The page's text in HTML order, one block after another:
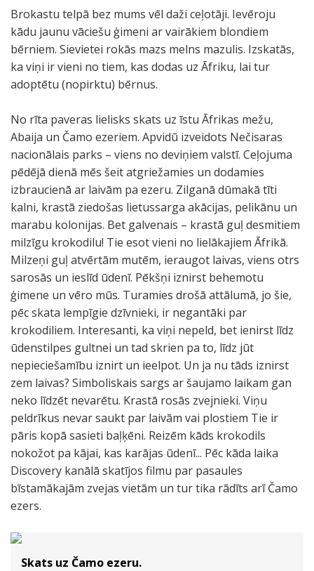
Brokastu telpā bez mums vēl daži ceļotāji. Ievēroju
kādu jaunu vāciešu ģimeni ar vairākiem blondiem
bērniem. Sievietei rokās mazs melns mazulis. Izskatās,
ka viņi ir vieni no tiem, kas dodas uz Āfriku, lai tur
adoptētu (nopirktu) bērnus.
No rīta paveras lielisks skats uz īstu Āfrikas mežu,
Abaija un Čamo ezeriem. Apvidū izveidots Nečisaras
nacionālais parks – viens no deviņiem valstī. Ceļojuma
pēdējā dienā mēs šeit atgriežamies un dodamies
izbraucienā ar laivām pa ezeru. Zilganā dūmakā tīti
kalni, krastā ziedošas lietussarga akācijas, pelikānu un
marabu kolonijas. Bet galvenais – krastā guļ desmitiem
milzīgu krokodilu! Tie esot vieni no lielākajiem Āfrikā.
Milzeņi guļ atvērtām mutēm, ieraugot laivas, viens otrs
sarosās un ieslīd ūdenī. Pēkšņi iznirst behemotu
ģimene un vēro mūs. Turamies drošā attālumā, jo šie,
pēc skata lempīgie dzīvnieki, ir negantāki par
krokodiliem. Interesanti, ka viņi nepeld, bet ienirst līdz
ūdenstilpes gultnei un tad skrien pa to, līdz jūt
nepieciešamību iznirt un ieelpot. Un ja nu tāds iznirst
zem laivas? Simboliskais sargs ar šaujamo laikam gan
neko līdzēt nevarētu. Krastā rosās zvejnieki. Viņu
peldrīkus nevar saukt par laivām vai plostiem Tie ir
pāris kopā sasieti baļķēni. Reizēm kāds krokodils
nokožot pa kājai, kas karājas ūdenī... Pēc kāda laika
Discovery kanālā skatījos filmu par pasaules
bīstamākajām zvejas vietām un tur tika rādīts arī Čamo
ezers.
Skats uz Čamo ezeru.